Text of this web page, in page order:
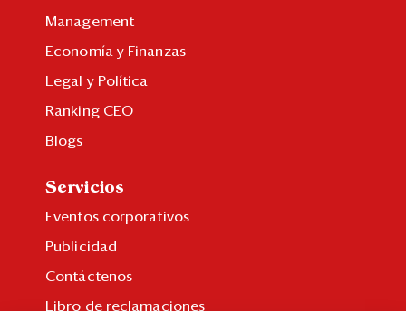
Management
Economía y Finanzas
Legal y Política
Ranking CEO
Blogs
Servicios
Eventos corporativos
Publicidad
Contáctenos
Libro de reclamaciones